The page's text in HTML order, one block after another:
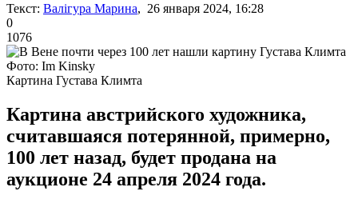
Текст: Валігура Марина, 26 января 2024, 16:28
0
1076
Фото: Im Kinsky
Картина Густава Климта
Картина австрийского художника,
считавшаяся потерянной, примерно,
100 лет назад, будет продана на
аукционе 24 апреля 2024 года.